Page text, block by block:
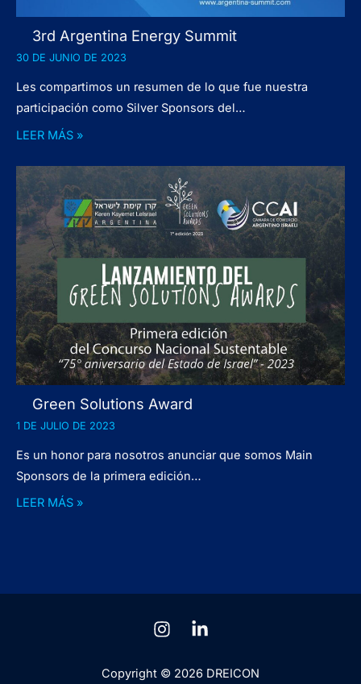
3rd Argentina Energy Summit
30 DE JUNIO DE 2023
Les compartimos un resumen de lo que fue nuestra
participación como Silver Sponsors del…
LEER MÁS »
Green Solutions Award
1 DE JULIO DE 2023
Es un honor para nosotros anunciar que somos Main
Sponsors de la primera edición…
LEER MÁS »
Copyright © 2026 DREICON